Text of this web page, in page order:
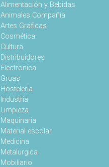
Alimentación y Bebidas
Animales Compañía
Artes Gráficas
Cosmética
Cultura
Distribuidores
Electronica
Gruas
Hosteleria
Industria
Limpieza
Maquinaria
Material escolar
Medicina
Metalurgica
Mobiliario